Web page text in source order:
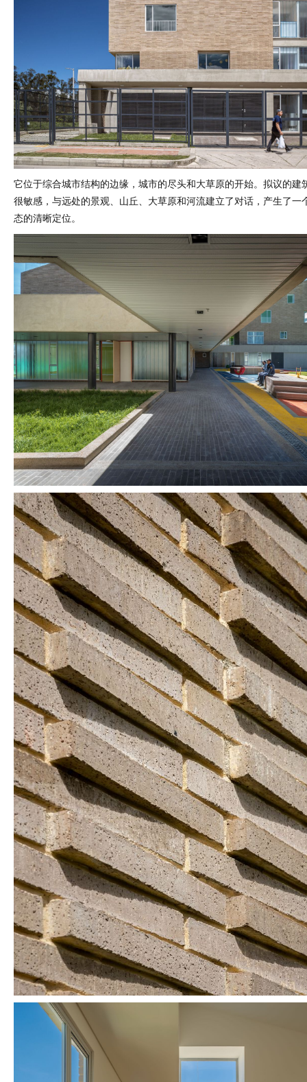
它位于综合城市结构的边缘，城市的尽头和大草原的开始。拟议的建
很敏感，与远处的景观、山丘、大草原和河流建立了对话，产生了一
态的清晰定位。